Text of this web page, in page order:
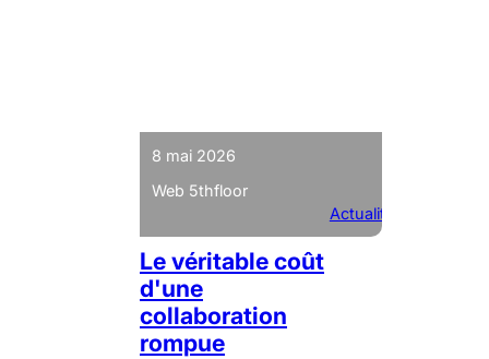
8 mai 2026
Web 5thfloor
Actualités
Le véritable coût
d'une
collaboration
rompue